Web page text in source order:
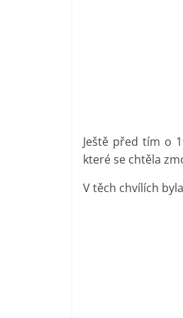
Ještě před tím o
které se chtěla
V těch chvílích